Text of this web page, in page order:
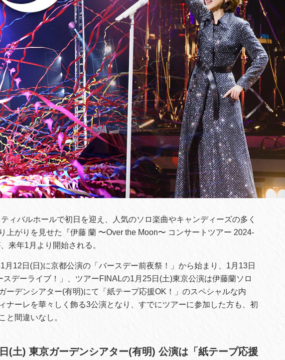
ィバルホールで初日を迎え、人気のソロ楽曲やキャンディーズの多く
上がりを見せた『伊藤 蘭 〜Over the Moon〜 コンサートツアー 2024-
来年1月より開始される。
月12日(日)に京都公演の「バースデー前夜祭！」から始まり、1月13日
スデーライブ！」、ツアーFINALの1月25日(土)東京公演は伊藤蘭ソロ
ーデンシアター(有明)にて「紙テープ応援OK！」のスペシャルな内
ナーレを華々しく飾る3公演となり、すでにツアーに参加した方も、初
と間違いなし。
(土) 東京ガーデンシアター(有明) 公演は「紙テープ応援